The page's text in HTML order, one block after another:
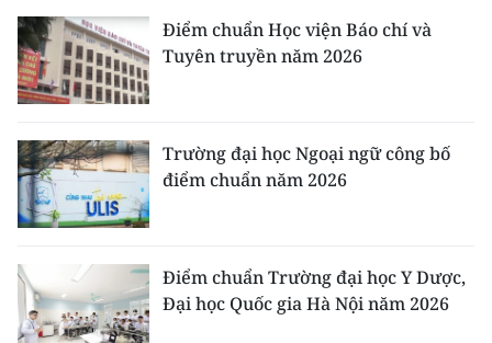
Điểm chuẩn Học viện Báo chí và
Tuyên truyền năm 2026
Trường đại học Ngoại ngữ công bố
điểm chuẩn năm 2026
Điểm chuẩn Trường đại học Y Dược,
Đại học Quốc gia Hà Nội năm 2026